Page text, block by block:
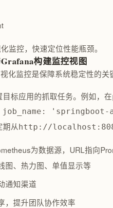
监控，快速定位性能瓶颈。
构建监控视图
化监控是保障系统稳定性的
标应用的抓取任务。例如，在
job_name:
期从 http://
为数据源，URL指向
图、热力图、单值显示等
通知渠道
，提升团队协作效率